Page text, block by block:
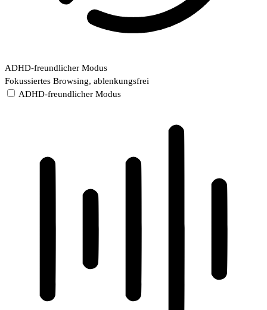
ADHD-freundlicher Modus
Fokussiertes Browsing, ablenkungsfrei
ADHD-freundlicher Modus